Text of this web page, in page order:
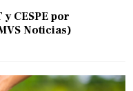
CESPE por
Noticias)